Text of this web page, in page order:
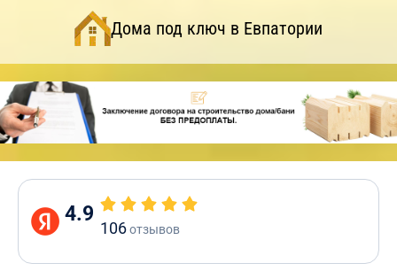
Дома под ключ в Евпатории
4.9
106отзывов